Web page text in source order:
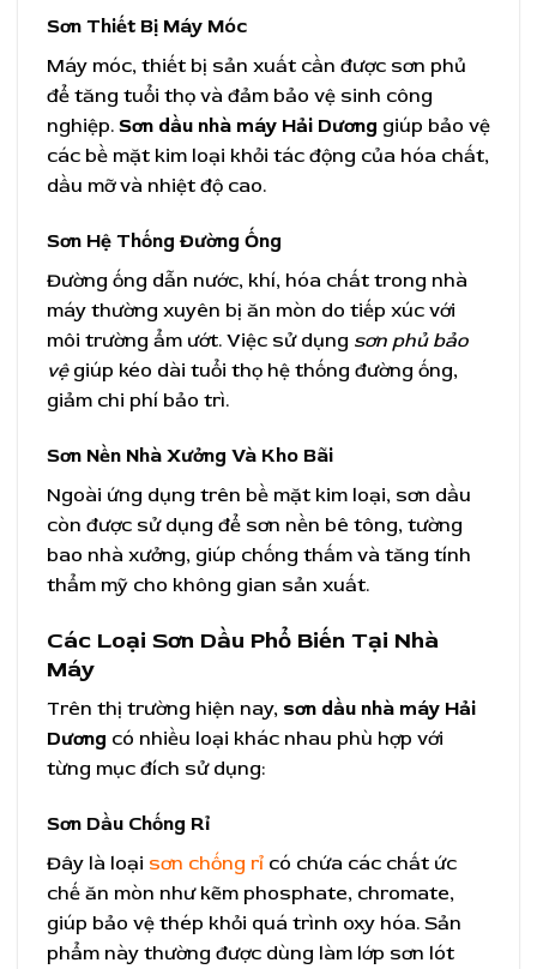
Sơn Thiết Bị Máy Móc
Máy móc, thiết bị sản xuất cần được sơn phủ
để tăng tuổi thọ và đảm bảo vệ sinh công
nghiệp. Sơn dầu nhà máy Hải Dương giúp bảo vệ
các bề mặt kim loại khỏi tác động của hóa chất,
dầu mỡ và nhiệt độ cao.
Sơn Hệ Thống Đường Ống
Đường ống dẫn nước, khí, hóa chất trong nhà
máy thường xuyên bị ăn mòn do tiếp xúc với
môi trường ẩm ướt. Việc sử dụng sơn phủ bảo
vệgiúp kéo dài tuổi thọ hệ thống đường ống,
giảm chi phí bảo trì.
Sơn Nền Nhà Xưởng Và Kho Bãi
Ngoài ứng dụng trên bề mặt kim loại, sơn dầu
còn được sử dụng để sơn nền bê tông, tường
bao nhà xưởng, giúp chống thấm và tăng tính
thẩm mỹ cho không gian sản xuất.
Các Loại Sơn Dầu Phổ Biến Tại Nhà
Máy
Trên thị trường hiện nay, sơn dầu nhà máy Hải
Dương có nhiều loại khác nhau phù hợp với
từng mục đích sử dụng:
Sơn Dầu Chống Rỉ
Đây là loại sơn chống rỉ có chứa các chất ức
chế ăn mòn như kẽm phosphate, chromate,
giúp bảo vệ thép khỏi quá trình oxy hóa. Sản
phẩm này thường được dùng làm lớp sơn lót